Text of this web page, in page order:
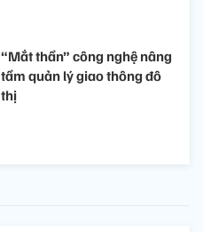
“Mắt thần” công nghệ nâng
tầm quản lý giao thông đô
thị